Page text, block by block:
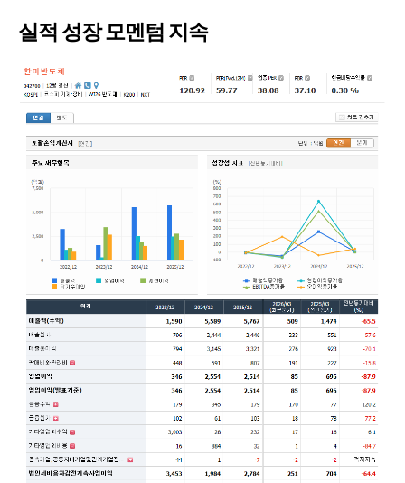
실적 성장 모멘텀 지속